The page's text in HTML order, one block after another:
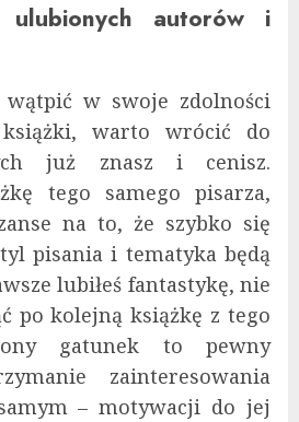
autorów i
wątpić w swoje zdolności
warto wrócić do
już znasz i cenisz.
tego samego pisarza,
na to, że szybko się
pisania i tematyka będą
lubiłeś fantastykę, nie
po kolejną książkę z tego
gatunek to pewny
zainteresowania
– motywacji do jej